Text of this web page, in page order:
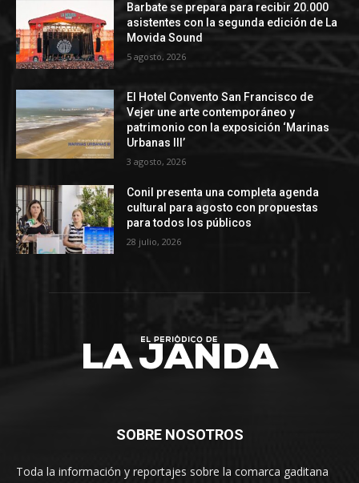
Barbate se prepara para recibir 20.000
asistentes con la segunda edición de La
Movida Sound
5 agosto, 2026
El Hotel Convento San Francisco de
Vejer une arte contemporáneo y
patrimonio con la exposición ‘Marinas
Urbanas III’
3 agosto, 2026
Conil presenta una completa agenda
cultural para agosto con propuestas
para todos los públicos
28 julio, 2026
SOBRE NOSOTROS
Toda la información y reportajes sobre la comarca gaditana